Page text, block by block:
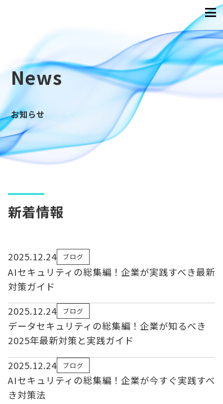
News
お知らせ
新着情報
2025.12.24 ブログ
AIセキュリティの総集編！企業が実践すべき最新
対策ガイド
2025.12.24
ブログ
データセキュリティの総集編！企業が知るべき
2025年最新対策と実践ガイド
2025.12.24
ブログ
AIセキュリティの総集編！企業が今すぐ実践すべ
き対策法